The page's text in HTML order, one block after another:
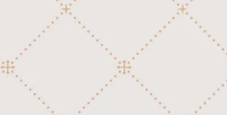
讃美歌
外国民謡
クラシック
讃美歌
30弁ディスク(Thorens,Reuge 4-1/
クラシック
行進曲
45弁ディスク(Sankyo 10-5/8")
クラシック
46弁ディスク(Polyphon 9-5/8")